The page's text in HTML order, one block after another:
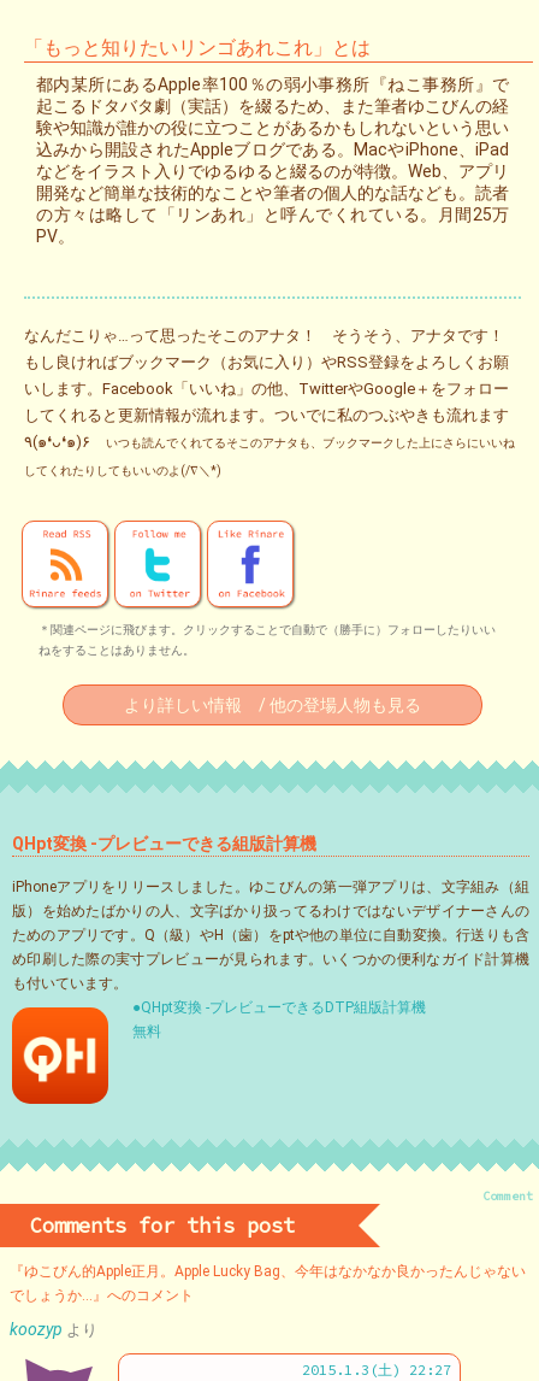
「もっと知りたいリンゴあれこれ」とは
都内某所にあるApple率100％の弱小事務所『ねこ事務所』で
起こるドタバタ劇（実話）を綴るため、また筆者ゆこびんの経
験や知識が誰かの役に立つことがあるかもしれないという思い
込みから開設されたAppleブログである。MacやiPhone、iPad
などをイラスト入りでゆるゆると綴るのが特徴。Web、アプリ
開発など簡単な技術的なことや筆者の個人的な話なども。読者
の方々は略して「リンあれ」と呼んでくれている。月間25万
PV。
なんだこりゃ…って思ったそこのアナタ！ そうそう、アナタです！
もし良ければブックマーク（お気に入り）やRSS登録をよろしくお願
いします。Facebook「いいね」の他、TwitterやGoogle＋をフォロー
してくれると更新情報が流れます。ついでに私のつぶやきも流れます
٩(๑❛ᴗ❛๑)۶
いつも読んでくれてるそこのアナタも、ブックマークした上にさらにいいね
してくれたりしてもいいのよ(/∇＼*)
＊関連ページに飛びます。クリックすることで自動で（勝手に）フォローしたりいい
ねをすることはありません。
より詳しい情報 / 他の登場人物も見る
QHpt変換 -プレビューできる組版計算機
iPhoneアプリをリリースしました。ゆこびんの第一弾アプリは、文字組み（組
版）を始めたばかりの人、文字ばかり扱ってるわけではないデザイナーさんの
ためのアプリです。Q（級）やH（歯）をptや他の単位に自動変換。行送りも含
め印刷した際の実寸プレビューが見られます。いくつかの便利なガイド計算機
も付いています。
●QHpt変換 -プレビューできるDTP組版計算機
無料
Comment
Comments for this post
『ゆこびん的Apple正月。Apple Lucky Bag、今年はなかなか良かったんじゃない
でしょうか…』へのコメント
koozyp より
2015.1.3(土) 22:27